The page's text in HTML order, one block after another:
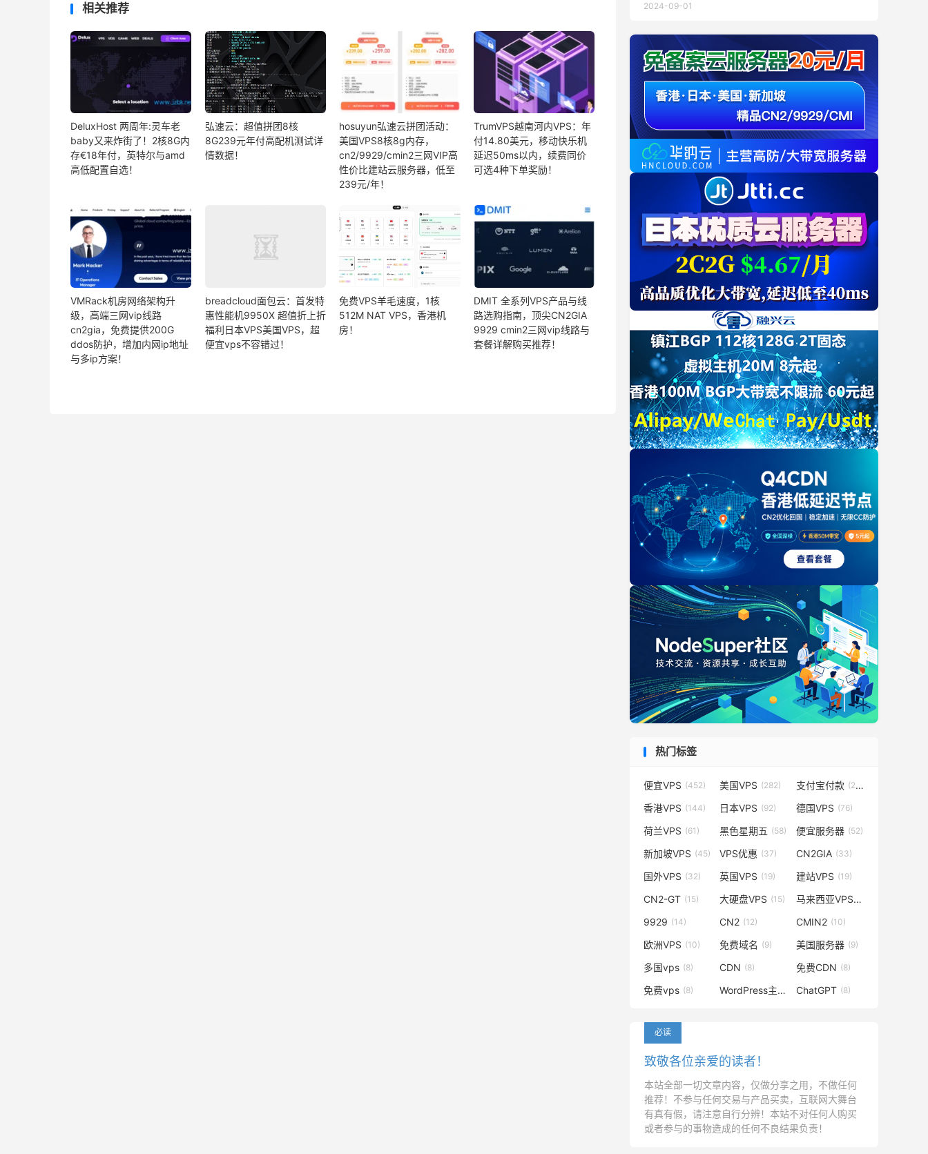
相关推荐
DeluxHost 两周年:灵车老
baby又来炸街了！2核8G内
存€18年付，英特尔与amd
高低配置自选！
弘速云：超值拼团8核
8G239元年付高配机测试详
情数据！
hosuyun弘速云拼团活动：
美国VPS8核8g内存，
cn2/9929/cmin2三网VIP高
性价比建站云服务器，低至
239元/年！
TrumVPS越南河内VPS：年
付14.80美元，移动快乐机
延迟50ms以内，续费同价
可选4种下单奖励！
VMRack机房网络架构升
级，高端三网vip线路
cn2gia，免费提供200G
ddos防护，增加内网ip地址
与多ip方案！
breadcloud面包云：首发特
惠性能机9950X 超值折上折
福利日本VPS美国VPS，超
便宜vps不容错过！
免费VPS羊毛速度，1核
512M NAT VPS，香港机
房！
DMIT 全系列VPS产品与线
路选购指南，顶尖CN2GIA
9929 cmin2三网vip线路与
套餐详解购买推荐！
2024-09-01
热门标签
便宜VPS (452) 美国VPS (282) 支付宝付款 (231)
香港VPS (144) 日本VPS (92) 德国VPS (76)
荷兰VPS (61) 黑色星期五 (58) 便宜服务器 (52)
新加坡VPS (45) VPS优惠 (37) CN2GIA (33)
国外VPS (32) 英国VPS (19) 建站VPS (19)
CN2-GT (15) 大硬盘VPS (15) 马来西亚VPS(14)
9929 (14) CN2 (12) CMIN2 (10)
欧洲VPS (10) 免费域名 (9) 美国服务器 (9)
多国vps (8) CDN (8) 免费CDN (8)
免费vps (8) WordPress主题 (8)
ChatGPT (8)
必读
致敬各位亲爱的读者！
本站全部一切文章内容，仅做分享之用，不做任何
推荐！不参与任何交易与产品买卖，互联网大舞台
有真有假，请注意自行分辨！本站不对任何人购买
或者参与的事物造成的任何不良结果负责！